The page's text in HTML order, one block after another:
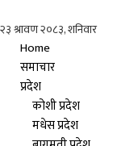
Home
समाचार
प्रदेश
कोशी प्रदेश
मधेस प्रदेश